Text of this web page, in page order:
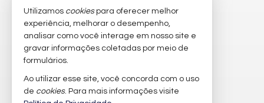
Lavabo
Sacada Técnica
Banheiro Social
Sala para 3 Ambientes
Características do Empreendimento
Bar
Sala de Jogos
Salão de Festas
indicadores financeiros
cadastre seu imóvel
imóveis favoritos
mapa de imóveis
Utilizamos cookiespara oferecer melhor
experiência, melhorar o desempenho,
analisar como você interage em nosso site e
gravar informações coletadas por meio de
formulários.
Ao utilizar esse site, você concorda com o uso
de cookies. Para mais informações visite